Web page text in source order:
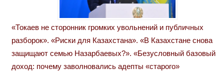
«Токаев не сторонник громких увольнений и публичных
разборок». «Риски для Казахстана». «В Казахстане снова
защищают семью Назарбаевых?». «Безусловный базовый
доход: почему заволновались адепты «старого»